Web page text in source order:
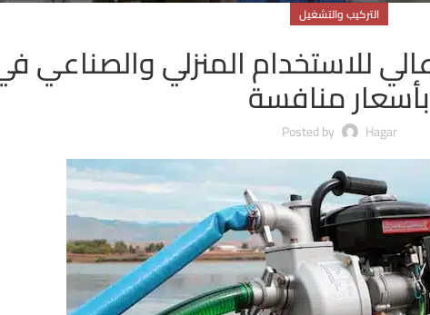
التركيب والتشغيل
للاستخدام المنزلي والصناعي
بأسعار منافسة
Posted by Hagar